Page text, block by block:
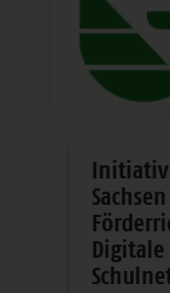
Digitale